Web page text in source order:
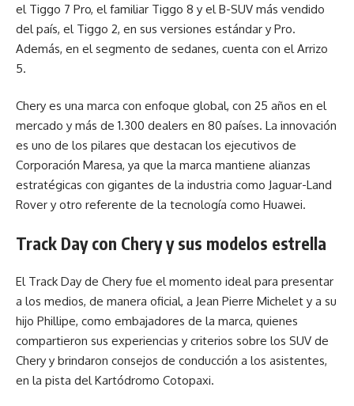
el Tiggo 7 Pro, el familiar Tiggo 8 y el B-SUV más vendido
del país, el Tiggo 2, en sus versiones estándar y Pro.
Además, en el segmento de sedanes, cuenta con el Arrizo
5.
Chery es una marca con enfoque global, con 25 años en el
mercado y más de 1.300 dealers en 80 países. La innovación
es uno de los pilares que destacan los ejecutivos de
Corporación Maresa, ya que la marca mantiene alianzas
estratégicas con gigantes de la industria como Jaguar-Land
Rover y otro referente de la tecnología como Huawei.
Track Day con Chery y sus modelos estrella
El Track Day de Chery fue el momento ideal para presentar
a los medios, de manera oficial, a Jean Pierre Michelet y a su
hijo Phillipe, como embajadores de la marca, quienes
compartieron sus experiencias y criterios sobre los SUV de
Chery y brindaron consejos de conducción a los asistentes,
en la pista del Kartódromo Cotopaxi.